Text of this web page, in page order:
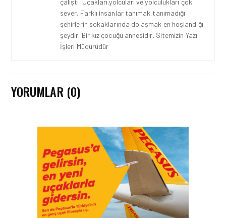
çalıştı. Uçakları,yolcuları ve yolculukları çok
sever. Farklı insanlar tanımak,tanımadığı
şehirlerin sokaklarında dolaşmak en hoşlandığı
şeydir. Bir kız çocuğu annesidir. Sitemizin Yazı
İşleri Müdürüdür
YORUMLAR (0)
HAVACILIK • 06 AĞU 2026
HITIT BILIŞIM 500’DE
SEKTÖREL YAZILIM
BIRINCISI
HAVACILIK • 05 AĞU 2026